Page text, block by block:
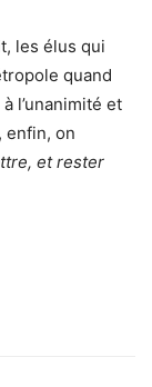
les élus qui
quand
l’unanimité et
enfin, on
et rester